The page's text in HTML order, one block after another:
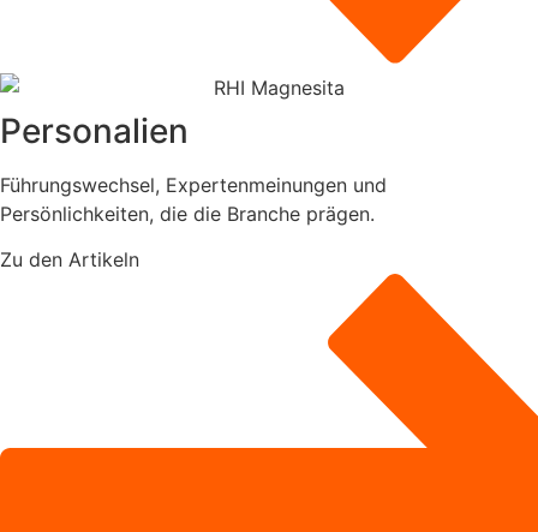
Personalien
Führungswechsel, Expertenmeinungen und
Persönlichkeiten, die die Branche prägen.
Zu den Artikeln